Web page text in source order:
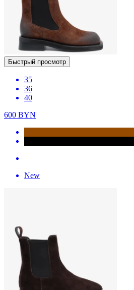
Быстрый просмотр
35
36
40
600 BYN
New